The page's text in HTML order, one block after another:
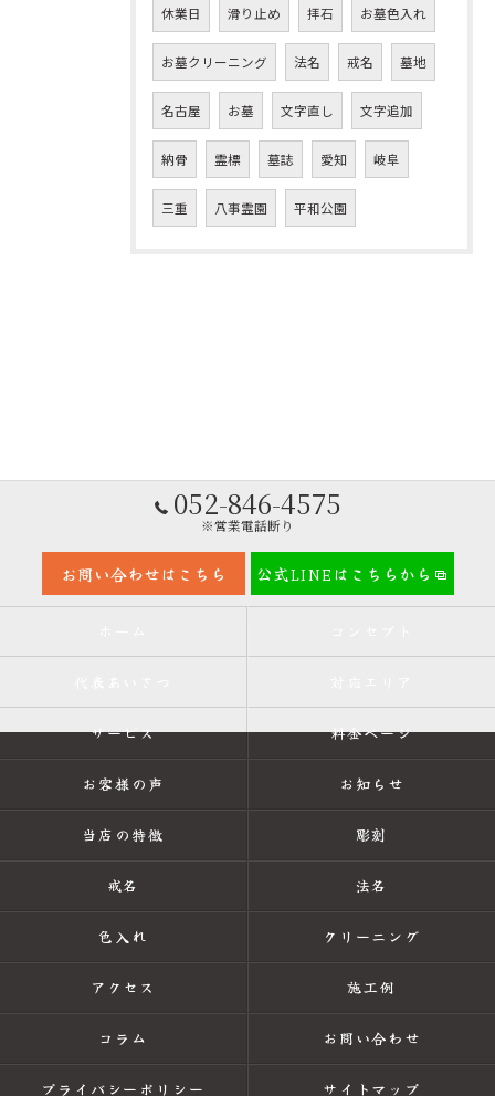
休業日 滑り止め 拝石 お墓色入れ
お墓クリーニング 法名 戒名 墓地
名古屋 お墓 文字直し 文字追加
納骨 霊標 墓誌 愛知 岐阜
三重 八事霊園 平和公園
052-846-4575
※営業電話断り
お問い合わせはこちら 公式LINEはこちらから
サービス 料金ページ
お客様の声 お知らせ
当店の特徴 彫刻
戒名 法名
色入れ クリーニング
アクセス 施工例
コラム お問い合わせ
プライバシーポリシー サイトマップ